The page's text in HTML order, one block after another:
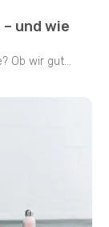
und wie
Ob wir gut...